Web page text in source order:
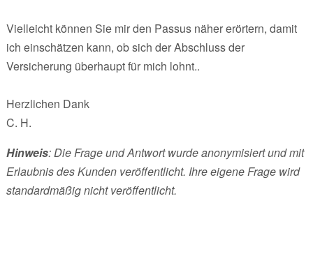
Vielleicht können Sie mir den Passus näher erörtern, damit
ich einschätzen kann, ob sich der Abschluss der
Versicherung überhaupt für mich lohnt..
Herzlichen Dank
C. H.
Hinweis: Die Frage und Antwort wurde anonymisiert und mit
Erlaubnis des Kunden veröffentlicht. Ihre eigene Frage wird
standardmäßig nicht veröffentlicht.